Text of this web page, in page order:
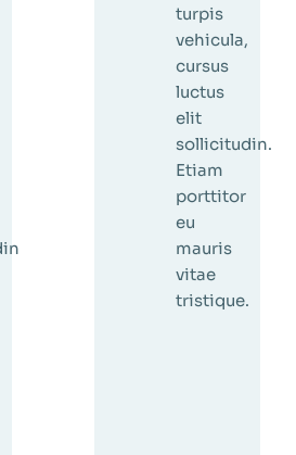
turpis
vehicula,
cursus
luctus
elit
sollicitudin.
Etiam
porttitor
eu
mauris
vitae
tristique.